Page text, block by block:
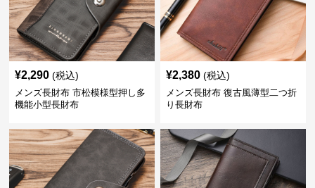
¥2,290 (税込)
メンズ長財布 市松模様型押し多
機能小型長財布
¥2,380 (税込)
メンズ長財布 復古風薄型二つ折
り長財布